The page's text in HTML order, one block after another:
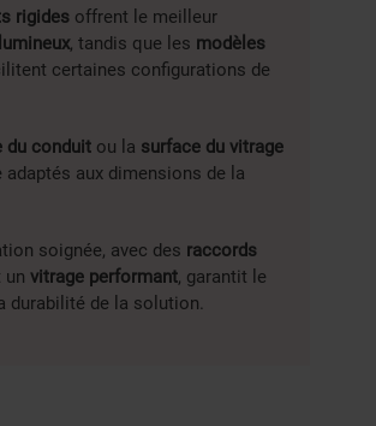
rigides offrent le meilleur
, tandis que les modèles
certaines configurations de
du conduit ou la surface du vitrage
adaptés aux dimensions de la
soignée, avec des raccords
un vitrage performant, garantit le
durabilité de la solution.